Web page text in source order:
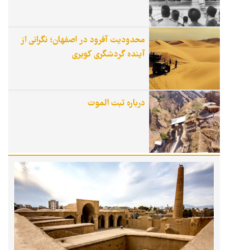
محدودیت آفرود در اصفهان؛ نگرانی از
آینده گردشگری کویری
درباره ثبت الموت